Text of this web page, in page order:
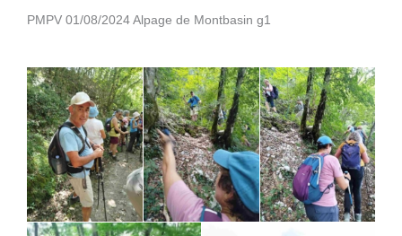
PMPV 01/08/2024 Alpage de Montbasin g1